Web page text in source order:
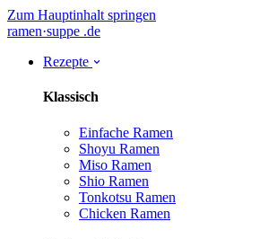
Zum Hauptinhalt springen
ramen·suppe .de
Rezepte
Klassisch
Einfache Ramen
Shoyu Ramen
Miso Ramen
Shio Ramen
Tonkotsu Ramen
Chicken Ramen